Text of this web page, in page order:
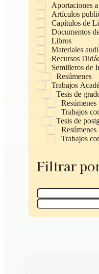
Aportaciones
Artículos
Capítulos de
Documentos
Libros
Materiales
Recursos
Semilleros de
Resúmenes
Trabajos
Tesis de
Resúmenes
Trabajos
Tesis de
Resúmenes
Trabajos
Filtrar